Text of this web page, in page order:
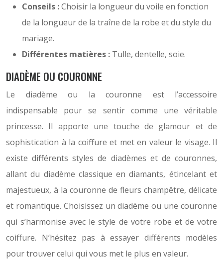
Conseils :Choisir la longueur du voile en fonction
de la longueur de la traîne de la robe et du style du
mariage.
Différentes matières : Tulle, dentelle, soie.
DIADÈME OU COURONNE
Le diadème ou la couronne est l’accessoire
indispensable pour se sentir comme une véritable
princesse. Il apporte une touche de glamour et de
sophistication à la coiffure et met en valeur le visage. Il
existe différents styles de diadèmes et de couronnes,
allant du diadème classique en diamants, étincelant et
majestueux, à la couronne de fleurs champêtre, délicate
et romantique. Choisissez un diadème ou une couronne
qui s’harmonise avec le style de votre robe et de votre
coiffure. N’hésitez pas à essayer différents modèles
pour trouver celui qui vous met le plus en valeur.